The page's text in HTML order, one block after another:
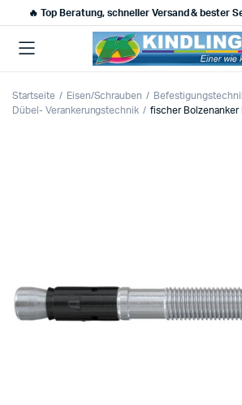
🔥 Top Beratung, schneller Versand & bester
Startseite Eisen/Schrauben
Dübel- Verankerungstechnik
fischer Bolzenanker